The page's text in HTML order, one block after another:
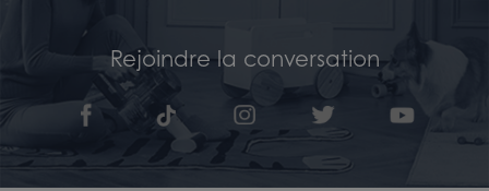
Rejoindre la conversation